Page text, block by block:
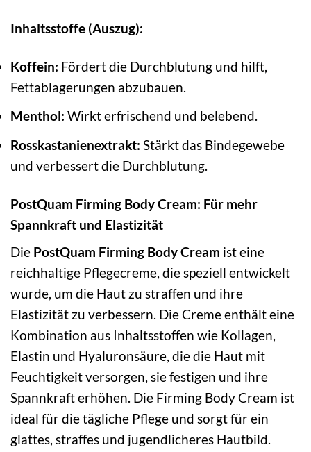
Inhaltsstoffe (Auszug):
Koffein: Fördert die Durchblutung und hilft,
Fettablagerungen abzubauen.
Menthol: Wirkt erfrischend und belebend.
Rosskastanienextrakt: Stärkt das Bindegewebe
und verbessert die Durchblutung.
PostQuam Firming Body Cream: Für mehr
Spannkraft und Elastizität
Die PostQuam Firming Body Cream ist eine
reichhaltige Pflegecreme, die speziell entwickelt
wurde, um die Haut zu straffen und ihre
Elastizität zu verbessern. Die Creme enthält eine
Kombination aus Inhaltsstoffen wie Kollagen,
Elastin und Hyaluronsäure, die die Haut mit
Feuchtigkeit versorgen, sie festigen und ihre
Spannkraft erhöhen. Die Firming Body Cream ist
ideal für die tägliche Pflege und sorgt für ein
glattes, straffes und jugendlicheres Hautbild.